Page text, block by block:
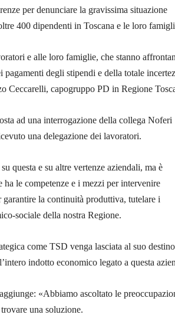
per denunciare la gravissima situazione
400 dipendenti in Toscana e le loro
e alle loro famiglie, che stanno
degli stipendi e della totale
Ceccarelli, capogruppo PD in Regione
ad una interrogazione della collega Noferi
una delegazione dei lavoratori.
questa e su altre vertenze aziendali, ma è
le competenze e i mezzi per intervenire
la continuità produttiva, tutelare i
sociale della nostra Regione.
come TSD venga lasciata al suo destino
indotto economico legato a questa
«Abbiamo ascoltato le
una soluzione.